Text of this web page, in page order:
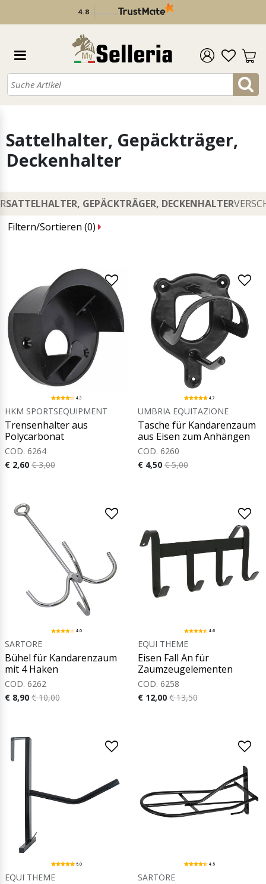
KOSTENLOSE
Sattelhalter, Gepäckträger,
Deckenhalter
SATTELHALTER, GEPÄCKTRÄGER, DECKENHALTER
Filtern/Sortieren (0)
4.3
HKM SPORTSEQUIPMENT
Trensenhalter aus
Polycarbonat
COD. 6264
€ 2,60 € 3,00
4.7
UMBRIA EQUITAZIONE
Tasche für Kandarenzaum
aus Eisen zum Anhängen
COD. 6260
€ 4,50 € 5,00
4.0
SARTORE
Bühel für Kandarenzaum
mit 4 Haken
COD. 6262
€ 8,90 € 10,00
4.6
EQUI THEME
Eisen Fall An für
Zaumzeugelementen
COD. 6258
€ 12,00 € 13,50
5.0
EQUI THEME
4.5
SARTORE